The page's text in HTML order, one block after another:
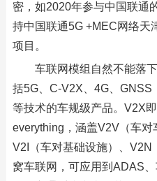
密，如2020年参与中国联通
持中国联通5G +MEC网络天
项目。
车联网模组自然不能落
括5G、C-V2X、4G、GNSS
等技术的车规级产品。V2X
everything，涵盖V2V（车对
V2I（车对基础设施）、
窝车联网，可应用到ADAS